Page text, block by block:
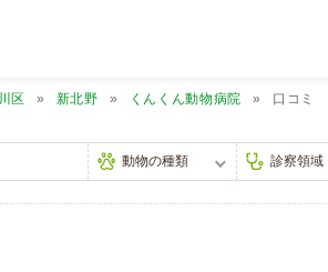
区 新北野 くんくん動物病院 口コミ